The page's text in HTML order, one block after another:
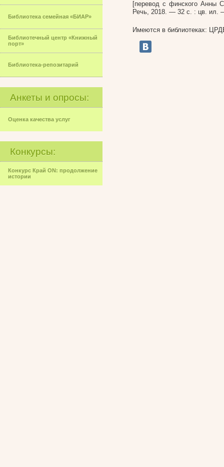
Библиотека семейная «БИАР»
Библиотечный центр «Книжный
порт»
Библиотека-репозитарий
Анкеты и опросы:
Оценка качества услуг
Конкурсы:
Конкурс Край ON: продолжение
истории
[перевод с финского Анны
Речь, 2018. — 32 с. : цв. ил.
Имеются в библиотеках: